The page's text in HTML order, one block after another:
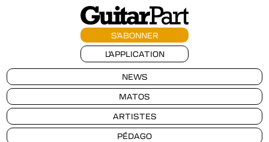
S'ABONNER
L'APPLICATION
NEWS
MATOS
ARTISTES
PÉDAGO